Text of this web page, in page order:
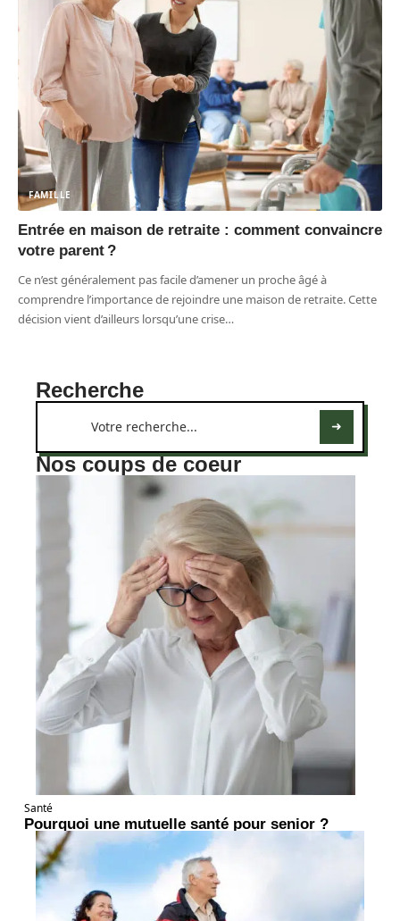
FAMILLE
Entrée en maison de retraite : comment convaincre
votre parent ?
Ce n’est généralement pas facile d’amener un proche âgé à
comprendre l’importance de rejoindre une maison de retraite. Cette
décision vient d’ailleurs lorsqu’une crise…
Recherche
Nos coups de coeur
Santé
Pourquoi une mutuelle santé pour senior ?